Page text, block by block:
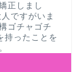
正しまし
ですがいま
ゴチャゴチ
持ったことを